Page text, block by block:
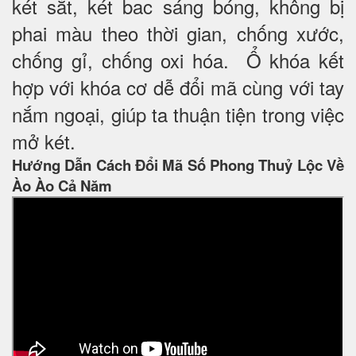
két sắt, két bac sáng bóng, không bị
phai màu theo thời gian, chống xước,
chống gỉ, chống oxi hóa. Ổ khóa kết
hợp với khóa cơ dễ đổi mã cùng với tay
nắm ngoại, giúp ta thuận tiện trong việc
mở két.
Hướng Dẫn Cách Đổi Mã Số Phong Thuỷ Lộc Về
Ào Ào Cả Năm